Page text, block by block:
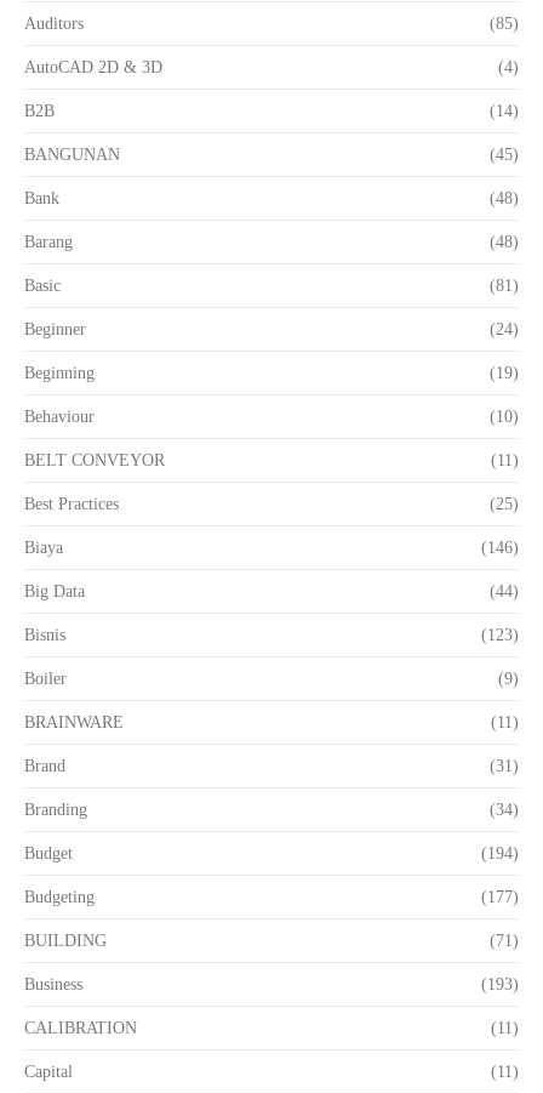
Auditors (85)
AutoCAD 2D & 3D (4)
B2B (14)
BANGUNAN (45)
Bank (48)
Barang (48)
Basic (81)
Beginner (24)
Beginning (19)
Behaviour (10)
BELT CONVEYOR (11)
Best Practices (25)
Biaya (146)
Big Data (44)
Bisnis (123)
Boiler (9)
BRAINWARE (11)
Brand (31)
Branding (34)
Budget (194)
Budgeting (177)
BUILDING (71)
Business (193)
CALIBRATION (11)
Capital (11)